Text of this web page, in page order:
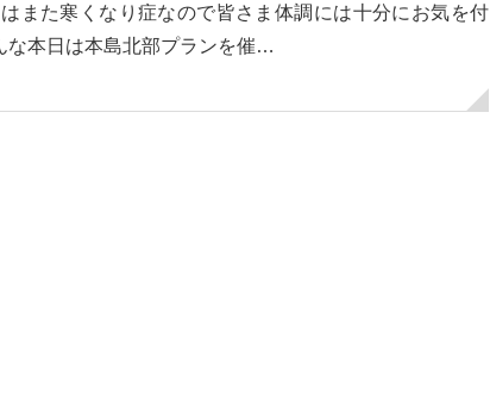
また寒くなり症なので皆さま体調には十分にお気を付
な本日は本島北部プランを催…